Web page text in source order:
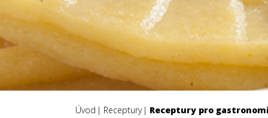
Úvod Receptury Receptury pro